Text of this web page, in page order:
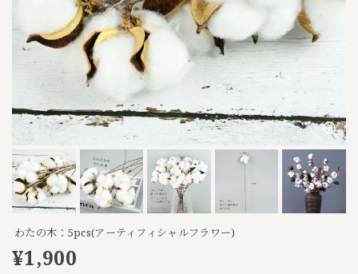
わたの木：5pcs(アーティフィシャルフラワー)
¥1,900